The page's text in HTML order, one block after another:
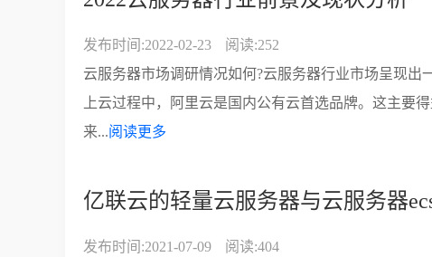
发布时间:2022-02-23
阅读:252
云服务器市场调研情况如何?云服务器行业市场呈现
上云过程中，阿里云是国内公有云首选品牌。这主要
来...阅读更多
亿联云的轻量云服务器与云服务器
发布时间:2021-07-09
阅读:404